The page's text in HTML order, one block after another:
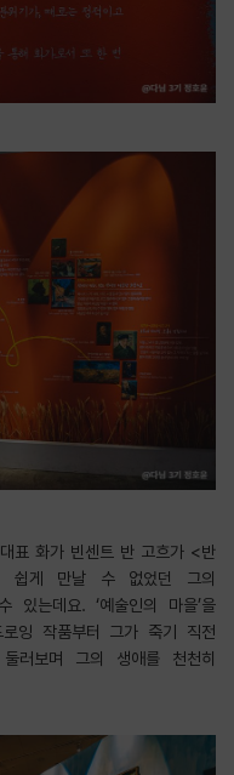
표 화가 빈센트 반 고흐가 <반
. 쉽게 만날 수 없었던 그의
있는데요. ‘예술인의 마을’을
잉 작품부터 그가 죽기 직전
러보며 그의 생애를 천천히